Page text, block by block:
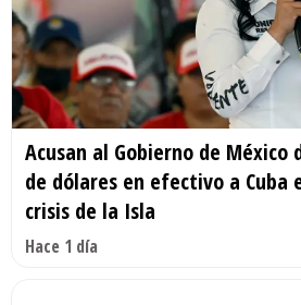
Acusan al Gobierno de México
de dólares en efectivo a Cuba
crisis de la Isla
Hace 1 día